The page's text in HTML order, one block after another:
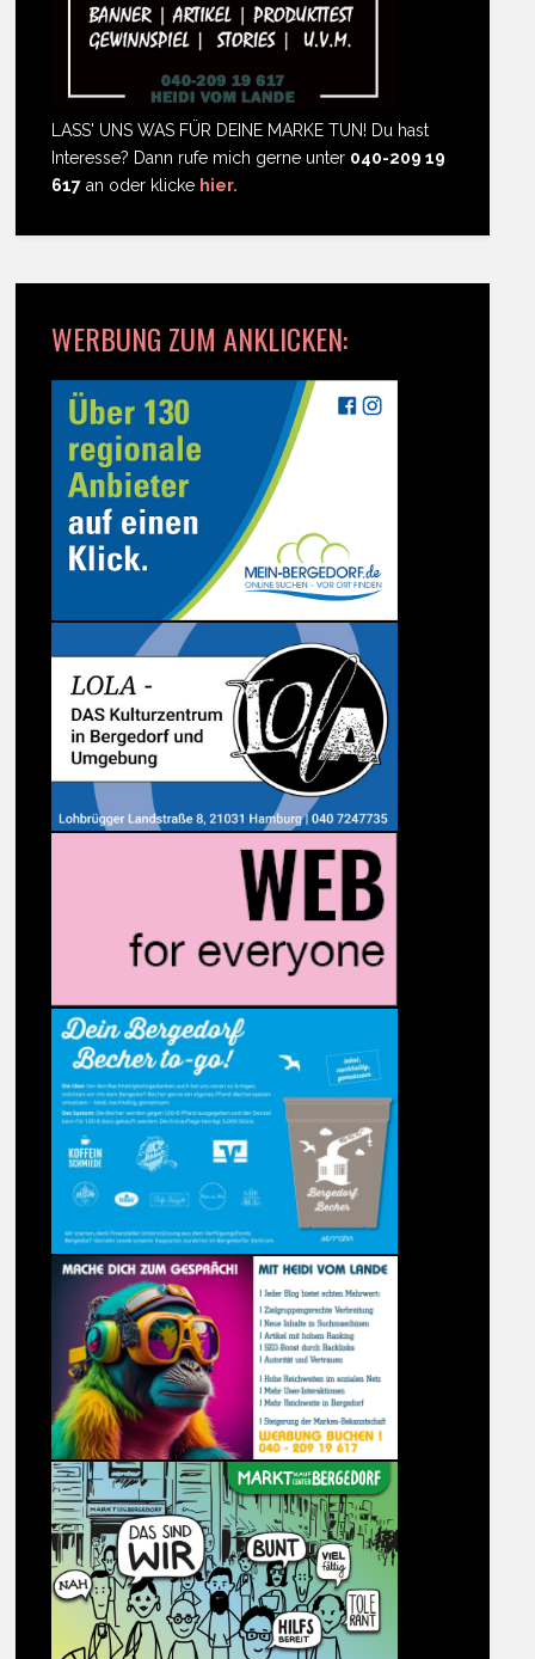
LASS' UNS WAS FÜR DEINE MARKE TUN! Du hast
Interesse? Dann rufe mich gerne unter 040-209 19
617 an oder klicke hier.
WERBUNG ZUM ANKLICKEN: